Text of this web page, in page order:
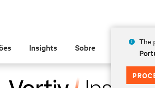
The
Insights Sobre